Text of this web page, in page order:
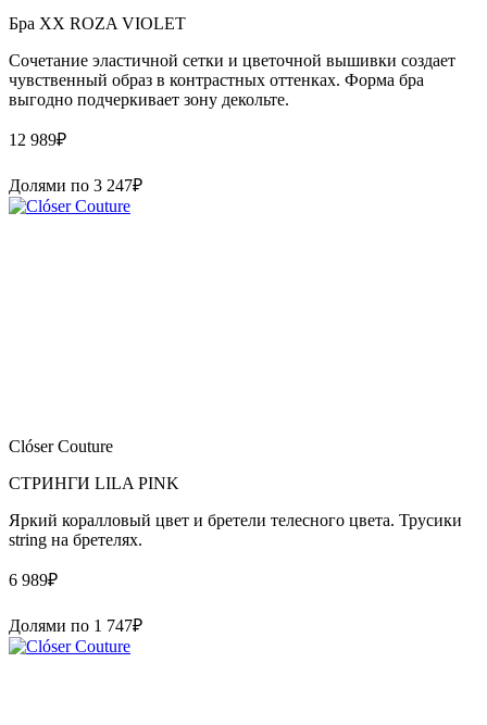
Бра XX ROZA VIOLET
Сочетание эластичной сетки и цветочной вышивки создает
чувственный образ в контрастных оттенках. Форма бра
выгодно подчеркивает зону декольте.
12 989₽
Долями по 3 247₽
Clóser Couture
СТРИНГИ LILA PINK
Яркий коралловый цвет и бретели телесного цвета. Трусики
string на бретелях.
6 989₽
Долями по 1 747₽